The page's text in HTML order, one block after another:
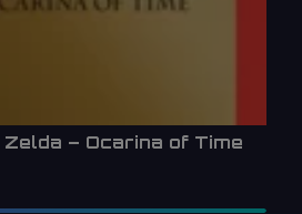
– Ocarina of Time